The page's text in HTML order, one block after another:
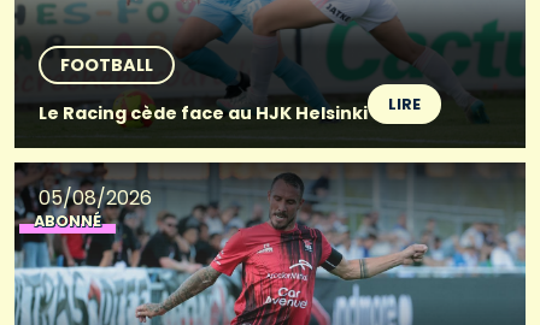
FOOTBALL
Le Racing cède face au HJK Helsinki
LIRE
05/08/2026
ABONNÉ